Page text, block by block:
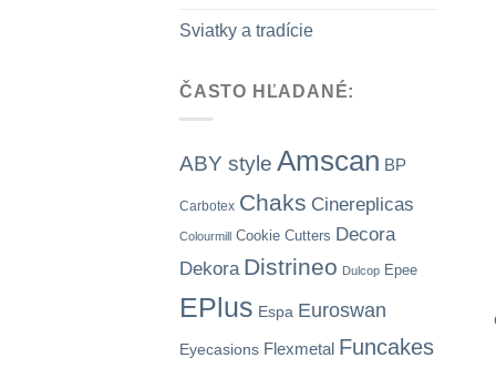
Sviatky a tradície
ČASTO HĽADANÉ:
ABY style Amscan BP
Carbotex Chaks Cinereplicas
Colourmill Cookie Cutters Decora
Dekora Distrineo Dulcop Epee
EPlus Espa Euroswan
Eyecasions Flexmetal Funcakes